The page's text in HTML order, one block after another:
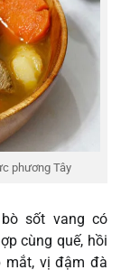
phương Tây
sốt vang có
cùng quế, hồi
mắt, vị đậm đà